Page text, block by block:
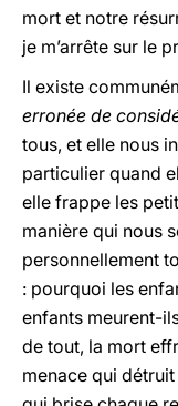
mort et notre
je m’arrête sur le
Il existe
erronée de
tous, et elle nous
particulier quand
elle frappe les
manière qui nous
personnellement
: pourquoi les
enfants meurent-
de tout, la mort
menace qui